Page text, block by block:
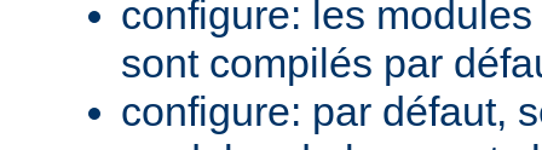
configure: les
sont compilés par
configure: par défaut,